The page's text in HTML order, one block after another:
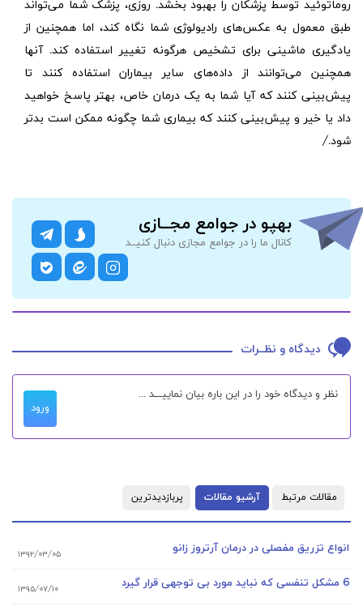
روماتوئید توسط پزشکان را بهبود بخشد. روزی، پزشک شما می‌تواند
طبق معمول به عکس‌های رادیولوژی شما نگاه کند، اما همچنین از
یادگیری ماشینی برای تشخیص هرگونه تغییر استفاده کند. آنها
همچنین می‌توانند از داده‌های سایر بیماران استفاده کنند تا
پیش‌بینی کنند که آیا شما به یک درمان خاص، بهتر پاسخ خواهید
داد یا خیر و پیش‌بینی کنند که بیماری شما چگونه ممکن است بدتر
شود./
بهپو در جوامع مجــازی
کانال ما را در جوامع مجازی دنبال کنیــد
دیدگاه و نظــرات
ورود
مقالات مرتبط آرشیو مقالات پربازدیدترین
انواع تزریق مفصلی در درمان آرتروز زانو ۱۳۹۲/۰۳/۰۵
6 مشکل تنفسی که نباید مورد بی توجهی قرار گیرد ۱۳۹۵/۰۷/۱۰